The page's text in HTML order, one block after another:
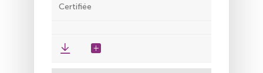
Certifiée